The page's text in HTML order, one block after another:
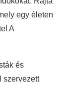
egy életen
A
és
szervezett